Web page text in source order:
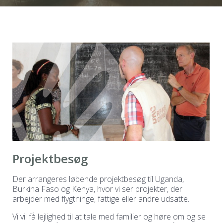
Projektbesøg
Der arrangeres løbende projektbesøg til Uganda,
Burkina Faso og Kenya, hvor vi ser projekter, der
arbejder med flygtninge, fattige eller andre udsatte.
Vi vil få lejlighed til at tale med familier og høre om og se